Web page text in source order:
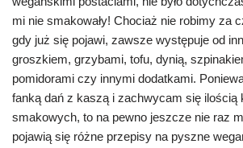
mi nie smakowały! Chociaż nie robimy za
gdy już się pojawi, zawsze występuje od
groszkiem, grzybami, tofu, dynią,
pomidorami czy innymi dodatkami.
fanką dań z kaszą i zachwycam się ilością
smakowych, to na pewno jeszcze nie raz
pojawią się różne przepisy na pyszne